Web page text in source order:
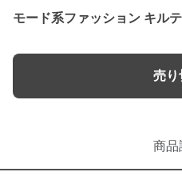
モード系ファッション キル
売り
商品